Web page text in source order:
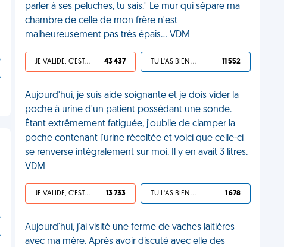
parler à ses peluches, tu sais." Le mur qui sépare ma
chambre de celle de mon frère n'est
malheureusement pas très épais... VDM
JE VALIDE, C'EST UNE VDM 43 437 TU L'AS BIEN MÉRITÉ 11 552
Aujourd'hui, je suis aide soignante et je dois vider la
poche à urine d'un patient possédant une sonde.
Étant extrêmement fatiguée, j'oublie de clamper la
poche contenant l'urine récoltée et voici que celle-ci
se renverse intégralement sur moi. Il y en avait 3 litres.
VDM
JE VALIDE, C'EST UNE VDM 13 733 TU L'AS BIEN MÉRITÉ 1 678
Aujourd'hui, j'ai visité une ferme de vaches laitières
avec ma mère. Après avoir discuté avec elle des